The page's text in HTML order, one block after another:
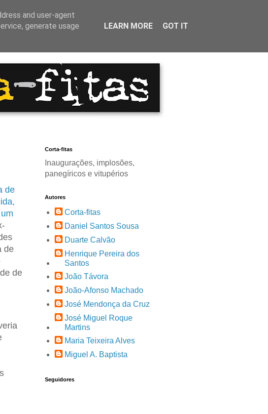
de
de
de
Corta-fitas
Inaugurações, implosões,
panegíricos e vitupérios
Autores
Corta-fitas
Daniel Santos Sousa
Duarte Calvão
Henrique Pereira dos
Santos
João Távora
João-Afonso Machado
José Mendonça da Cruz
José Miguel Roque
Martins
Maria Teixeira Alves
Miguel A. Baptista
Seguidores
and user-agent
generate usage
LEARN MORE GOT IT